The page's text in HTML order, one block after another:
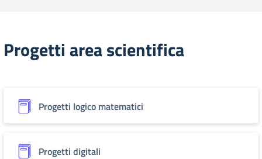
Progetti area scientifica
Progetti logico matematici
Progetti digitali